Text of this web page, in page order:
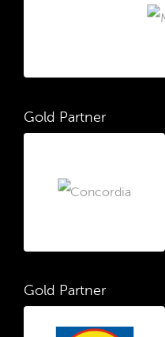
Gold Partner
Gold Partner